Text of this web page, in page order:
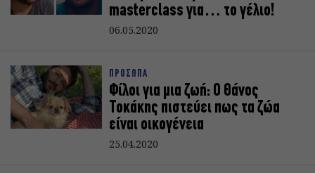
masterclass για… το γέλιο!
06.05.2020
ΠΡΟΣΩΠΑ
Φίλοι για μια ζωή: Ο Θάνος
Τοκάκης πιστεύει πως τα ζώα
είναι οικογένεια
25.04.2020